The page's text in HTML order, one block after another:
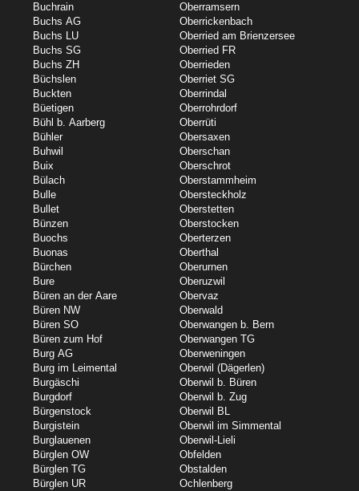
Buchrain
Buchs AG
Buchs LU
Buchs SG
Buchs ZH
Büchslen
Buckten
Büetigen
Bühl b. Aarberg
Bühler
Buhwil
Buix
Bülach
Bulle
Bullet
Bünzen
Buochs
Buonas
Bürchen
Bure
Büren an der Aare
Büren NW
Büren SO
Büren zum Hof
Burg AG
Burg im Leimental
Burgäschi
Burgdorf
Bürgenstock
Burgistein
Burglauenen
Bürglen OW
Bürglen TG
Bürglen UR
Oberramsern
Oberrickenbach
Oberried am Brienzersee
Oberried FR
Oberrieden
Oberriet SG
Oberrindal
Oberrohrdorf
Oberrüti
Obersaxen
Oberschan
Oberschrot
Oberstammheim
Obersteckholz
Oberstetten
Oberstocken
Oberterzen
Oberthal
Oberurnen
Oberuzwil
Obervaz
Oberwald
Oberwangen b. Bern
Oberwangen TG
Oberweningen
Oberwil (Dägerlen)
Oberwil b. Büren
Oberwil b. Zug
Oberwil BL
Oberwil im Simmental
Oberwil-Lieli
Obfelden
Obstalden
Ochlenberg